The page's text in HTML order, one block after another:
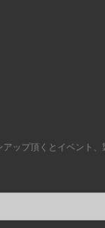
ップ頂くとイベント